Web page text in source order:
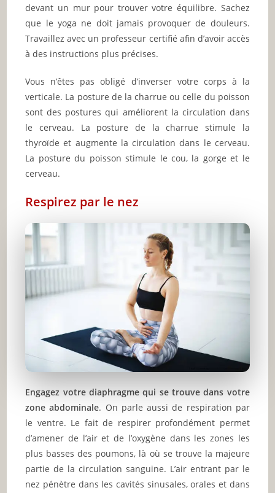
devant un mur pour trouver votre équilibre. Sachez
que le yoga ne doit jamais provoquer de douleurs.
Travaillez avec un professeur certifié afin d’avoir accès
à des instructions plus précises.
Vous n’êtes pas obligé d’inverser votre corps à la
verticale. La posture de la charrue ou celle du poisson
sont des postures qui améliorent la circulation dans
le cerveau. La posture de la charrue stimule la
thyroïde et augmente la circulation dans le cerveau.
La posture du poisson stimule le cou, la gorge et le
cerveau.
Respirez par le nez
Engagez votre diaphragme qui se trouve dans votre
zone abdominale. On parle aussi de respiration par
le ventre. Le fait de respirer profondément permet
d’amener de l’air et de l’oxygène dans les zones les
plus basses des poumons, là où se trouve la majeure
partie de la circulation sanguine. L’air entrant par le
nez pénètre dans les cavités sinusales, orales et dans